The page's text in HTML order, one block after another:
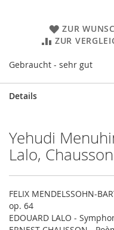
ZUR
ZUR
Gebraucht - sehr gut
Details
Yehudi
Lalo,
FELIX MENDELSSOHN-
op. 64
EDOUARD LALO -